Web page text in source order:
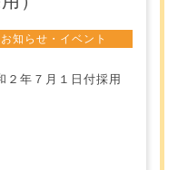
お知らせ・イベント
２年７月１日付採用